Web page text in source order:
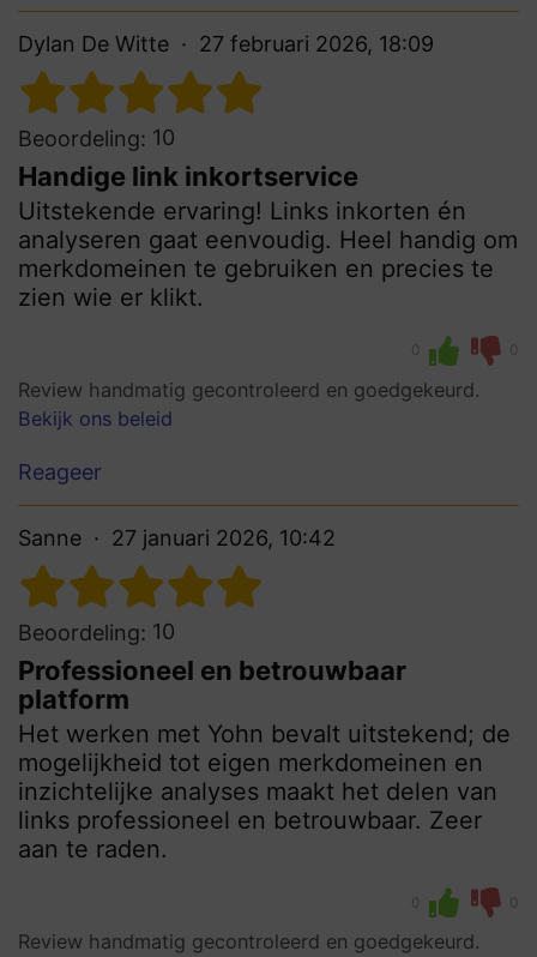
Dylan De Witte 27 februari 2026, 18:09
Beoordeling: 10
Handige link inkortservice
Uitstekende ervaring! Links inkorten én
analyseren gaat eenvoudig. Heel handig om
merkdomeinen te gebruiken en precies te
zien wie er klikt.
0 0
Review handmatig gecontroleerd en goedgekeurd.
Bekijk ons beleid
Reageer
Sanne 27 januari 2026, 10:42
Beoordeling: 10
Professioneel en betrouwbaar
platform
Het werken met Yohn bevalt uitstekend; de
mogelijkheid tot eigen merkdomeinen en
inzichtelijke analyses maakt het delen van
links professioneel en betrouwbaar. Zeer
aan te raden.
0 0
Review handmatig gecontroleerd en goedgekeurd.